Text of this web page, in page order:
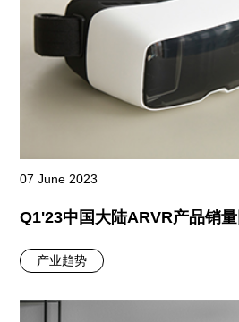
07 June 2023
Q1'23中国大陆ARVR产品销
产业趋势